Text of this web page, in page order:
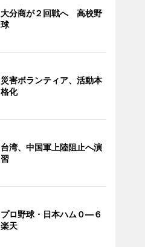
大分商が２回戦へ 高校野
球
災害ボランティア、活動本
格化
台湾、中国軍上陸阻止へ演
習
プロ野球・日本ハム０―６
楽天